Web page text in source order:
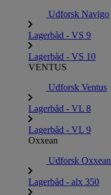
Udforsk Navigo
Lagerbåd - VS 9
Lagerbåd - VS 10
VENTUS
Udforsk Ventus
Lagerbåd - VL 8
Lagerbåd - VL 9
Oxxean
Udforsk Oxxean
Lagerbåd - alx 350